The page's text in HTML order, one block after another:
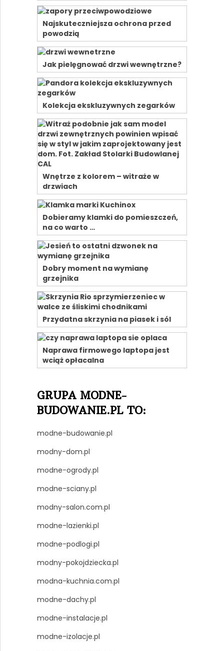
Najskuteczniejsza ochrona przed
powodzią
Jak pielęgnować drzwi wewnętrzne?
Kolekcja ekskluzywnych zegarków
Wnętrze z kolorem – witraże w
drzwiach
Dobieramy klamki do pomieszczeń,
na co warto …
Dobry moment na wymianę
grzejnika
Przydatna skrzynia na piasek i sól
Naprawa firmowego laptopa jest
wciąż opłacalna
GRUPA MODNE-
BUDOWANIE.PL TO:
modne-budowanie.pl
modny-dom.pl
modne-ogrody.pl
modne-sciany.pl
modny-salon.com.pl
modne-lazienki.pl
modne-podlogi.pl
modny-pokojdziecka.pl
modna-kuchnia.com.pl
modne-dachy.pl
modne-instalacje.pl
modne-izolacje.pl